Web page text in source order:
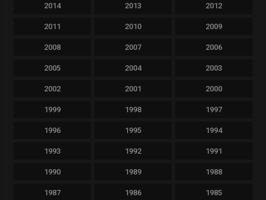
2014 2013 2012
2011 2010 2009
2008 2007 2006
2005 2004 2003
2002 2001 2000
1999 1998 1997
1996 1995 1994
1993 1992 1991
1990 1989 1988
1987 1986 1985